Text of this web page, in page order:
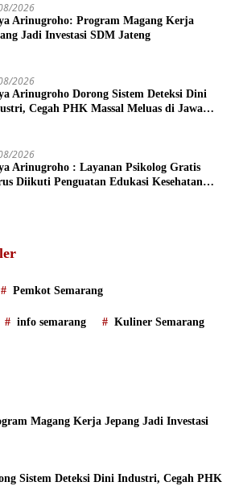
2026
Arinugroho: Program Magang Kerja
Jadi Investasi SDM Jateng
2026
Arinugroho Dorong Sistem Deteksi Dini
Cegah PHK Massal Meluas di Jawa
2026
Arinugroho : Layanan Psikolog Gratis
Diikuti Penguatan Edukasi Kesehatan
Pemkot Semarang
info semarang Kuliner Semarang
Magang Kerja Jepang Jadi Investasi
Sistem Deteksi Dini Industri, Cegah PHK